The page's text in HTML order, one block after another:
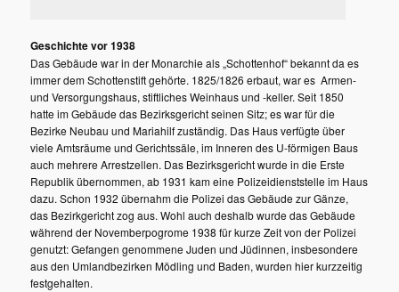
Geschichte vor 1938
Das Gebäude war in der Monarchie als „Schottenhof“ bekannt da es
immer dem Schottenstift gehörte. 1825/1826 erbaut, war es Armen-
und Versorgungshaus, stiftliches Weinhaus und -keller. Seit 1850
hatte im Gebäude das Bezirksgericht seinen Sitz; es war für die
Bezirke Neubau und Mariahilf zuständig. Das Haus verfügte über
viele Amtsräume und Gerichtssäle, im Inneren des U-förmigen Baus
auch mehrere Arrestzellen. Das Bezirksgericht wurde in die Erste
Republik übernommen, ab 1931 kam eine Polizeidienststelle im Haus
dazu. Schon 1932 übernahm die Polizei das Gebäude zur Gänze,
das Bezirkgericht zog aus. Wohl auch deshalb wurde das Gebäude
während der Novemberpogrome 1938 für kurze Zeit von der Polizei
genutzt: Gefangen genommene Juden und Jüdinnen, insbesondere
aus den Umlandbezirken Mödling und Baden, wurden hier kurzzeitig
festgehalten.